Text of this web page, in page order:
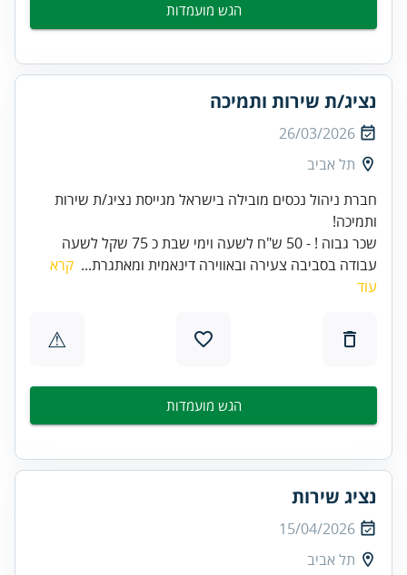
הגש מועמדות
נציג/ת שירות ותמיכה
26/03/2026
תל אביב
חברת ניהול נכסים מובילה בישראל מגייסת נציג/ת שירות
שכר גבוה ! - 50 ש"ח לשעה וימי שבת כ 75 שקל לשעה
עבודה בסביבה צעירה ובאווירה דינאמית ומאתגרת... קרא
עוד
⚠
הגש מועמדות
נציג שירות
15/04/2026
תל אביב